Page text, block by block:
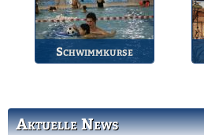
Aktuelle News
Schwimmkurse